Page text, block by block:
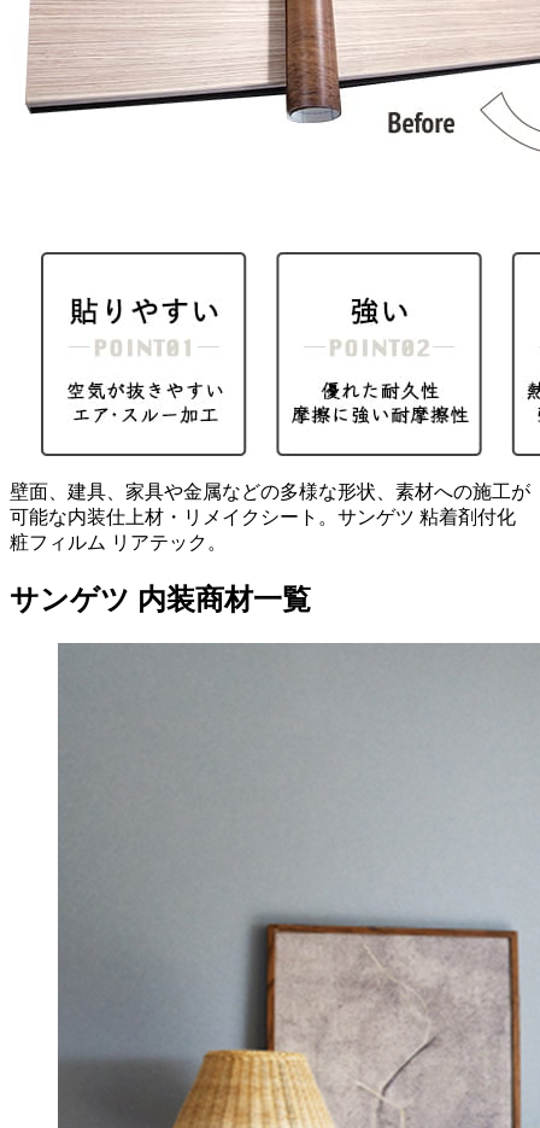
壁面、建具、家具や金属などの多様な形状、素材への施工が
可能な内装仕上材・リメイクシート。サンゲツ 粘着剤付化
粧フィルム リアテック。
サンゲツ 内装商材一覧